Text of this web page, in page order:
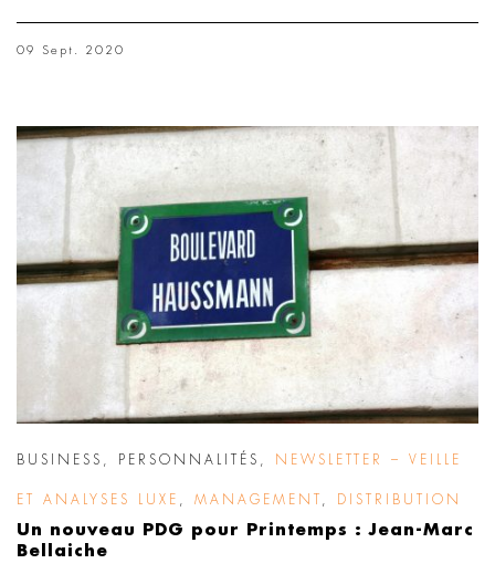
09 Sept. 2020
BUSINESS PERSONNALITÉS NEWSLETTER – VEILLE
ET ANALYSES LUXE MANAGEMENT DISTRIBUTION
Un nouveau PDG pour Printemps : Jean-Marc
Bellaiche